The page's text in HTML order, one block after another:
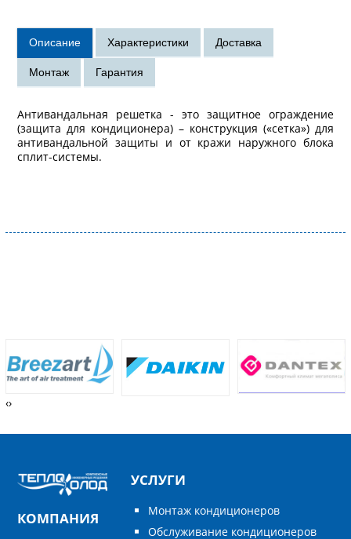
Антивандальная решетка - это защитное ограждение
(защита для кондиционера) – конструкция («сетка») для
антивандальной защиты и от кражи наружного блока
сплит-системы.
‹›
КОМПАНИЯ
УСЛУГИ
Монтаж кондиционеров
Обслуживание кондиционеров